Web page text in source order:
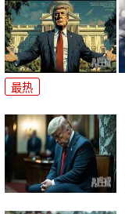
最热